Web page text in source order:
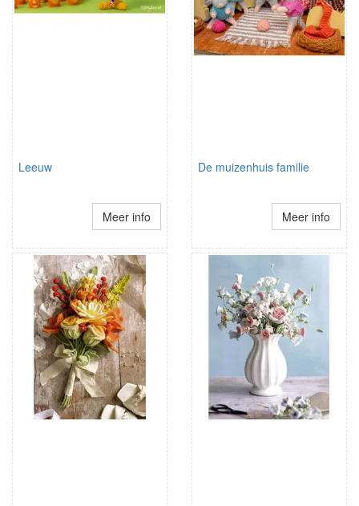
Leeuw
Meer info
De muizenhuis familie
Meer info